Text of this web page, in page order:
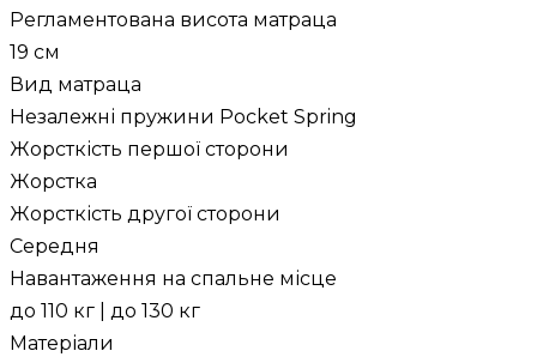
Регламентована висота матраца
19 см
Вид матраца
Незалежні пружини Pocket Spring
Жорсткість першої сторони
Жорстка
Жорсткість другої сторони
Середня
Навантаження на спальне місце
до 110 кг | до 130 кг
Матеріали